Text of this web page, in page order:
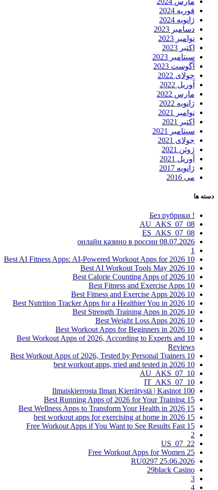
فوریه 2024
ژانویه 2024
دسامبر 2023
نوامبر 2023
اکتبر 2023
سپتامبر 2023
آگوست 2023
جولای 2022
آوریل 2022
مارس 2022
ژانویه 2022
نوامبر 2021
اکتبر 2021
سپتامبر 2021
جولای 2021
ژوئن 2021
آوریل 2021
ژانویه 2017
می 2016
دسته ها
! Без рубрики
08_07_AU_AKS
08_07_ES_AKS
08.07.2026 онлайн казино в россии
1
10 Best AI Fitness Apps: AI-Powered Workout Apps for 2026
10 Best AI Workout Tools May 2026
10 Best Calorie Counting Apps of 2026
10 Best Fitness and Exercise Apps
10 Best Fitness and Exercise Apps 2026
10 Best Nutrition Tracker Apps for a Healthier You in 2026
10 Best Strength Training Apps in 2026
10 Best Weight Loss Apps 2026
10 Best Workout Apps for Beginners in 2026
10 Best Workout Apps of 2026, According to Experts and
Reviews
10 Best Workout Apps of 2026, Tested by Personal Trainers
10 best workout apps, tried and tested in 2026
10_07_AU_AKS
10_07_IT_AKS
100 Ilmaiskierrosta Ilman Kierrätystä | Kasinot
15 Best Running Apps of 2026 for Your Training
15 Best Wellness Apps to Transform Your Health in 2026
15 best workout apps for exercising at home in 2026
15 Free Workout Apps if You Want to See Results Fast
2
22_07_US
25 Free Workout Apps for Women
25.06.2026 RU0297
29black Casino
3
4